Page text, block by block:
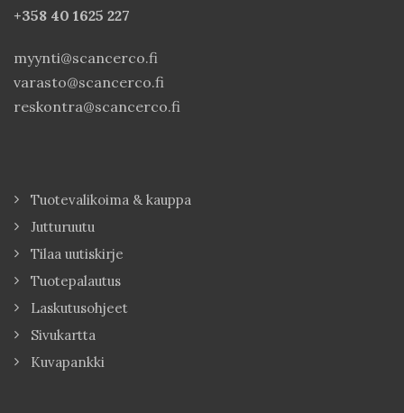
+358 40 1625 227
myynti@scancerco.fi
varasto@scancerco.fi
reskontra@scancerco.fi
Tuotevalikoima & kauppa
Jutturuutu
Tilaa uutiskirje
Tuotepalautus
Laskutusohjeet
Sivukartta
Kuvapankki